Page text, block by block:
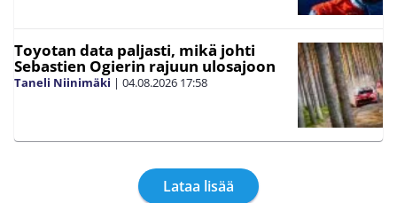
Toyotan data paljasti, mikä johti
Sebastien Ogierin rajuun ulosajoon
Taneli Niinimäki | 04.08.2026 17:58
Lataa lisää